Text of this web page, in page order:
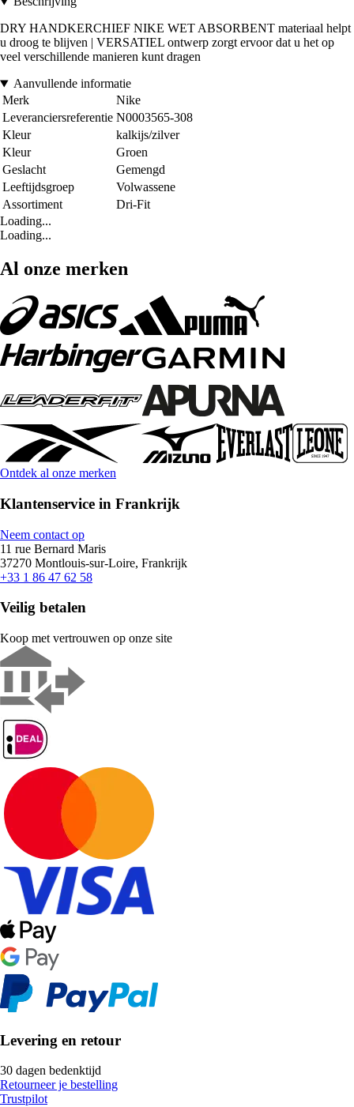
DRY HANDKERCHIEF NIKE WET ABSORBENT materiaal helpt
u droog te blijven | VERSATIEL ontwerp zorgt ervoor dat u het op
veel verschillende manieren kunt dragen
Aanvullende informatie
Merk
Nike
Leveranciersreferentie N0003565-308
Kleur
kalkijs/zilver
Kleur
Groen
Geslacht
Gemengd
Leeftijdsgroep
Volwassene
Assortiment
Dri-Fit
Loading...
Loading...
Al onze merken
Ontdek al onze merken
Klantenservice in Frankrijk
Neem contact op
11 rue Bernard Maris
37270 Montlouis-sur-Loire, Frankrijk
+33 1 86 47 62 58
Veilig betalen
Koop met vertrouwen op onze site
Levering en retour
30 dagen bedenktijd
Retourneer je bestelling
Trustpilot